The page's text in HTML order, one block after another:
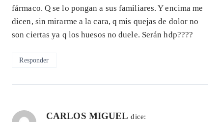
fármaco. Q se lo pongan a sus familiares. Y encima me
dicen, sin mirarme a la cara, q mis quejas de dolor no
son ciertas ya q los huesos no duele. Serán hdp????
Responder
CARLOS MIGUEL dice: